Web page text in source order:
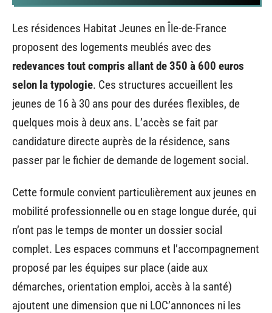
Les résidences Habitat Jeunes en Île-de-France
proposent des logements meublés avec des
redevances tout compris allant de 350 à 600 euros
selon la typologie. Ces structures accueillent les
jeunes de 16 à 30 ans pour des durées flexibles, de
quelques mois à deux ans. L’accès se fait par
candidature directe auprès de la résidence, sans
passer par le fichier de demande de logement social.
Cette formule convient particulièrement aux jeunes en
mobilité professionnelle ou en stage longue durée, qui
n’ont pas le temps de monter un dossier social
complet. Les espaces communs et l’accompagnement
proposé par les équipes sur place (aide aux
démarches, orientation emploi, accès à la santé)
ajoutent une dimension que ni LOC’annonces ni les